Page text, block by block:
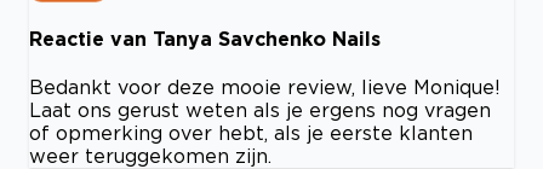
Reactie van Tanya Savchenko Nails
Bedankt voor deze mooie review, lieve Monique!
Laat ons gerust weten als je ergens nog vragen
of opmerking over hebt, als je eerste klanten
weer teruggekomen zijn.